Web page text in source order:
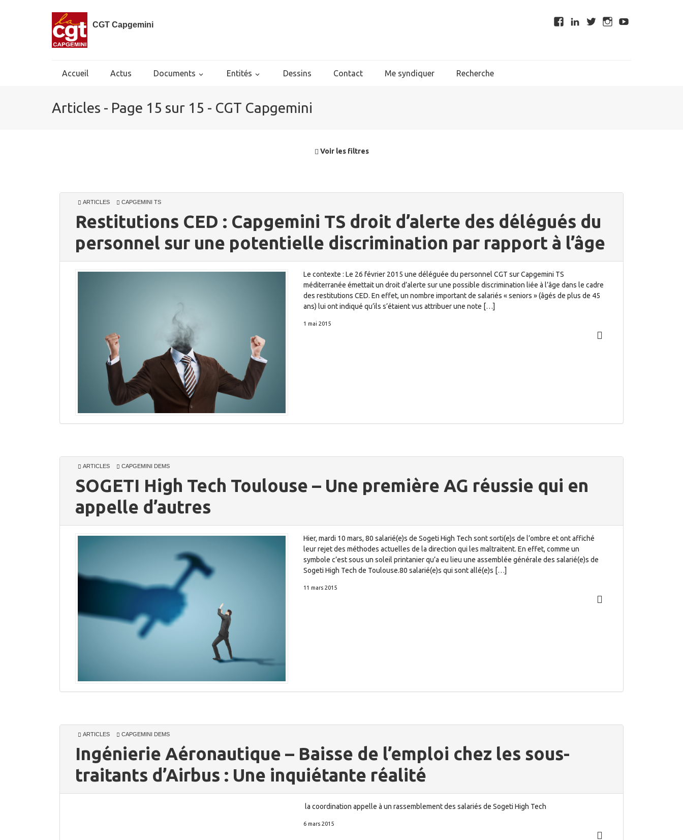
CGT Capgemini
Accueil Actus Documents Entités Dessins Contact Me syndiquer Recherche
Articles - Page 15 sur 15 - CGT Capgemini
Voir les filtres
ARTICLES CAPGEMINI TS
Restitutions CED : Capgemini TS droit d’alerte des délégués du
personnel sur une potentielle discrimination par rapport à l’âge
Le contexte : Le 26 février 2015 une déléguée du personnel CGT sur Capgemini TS
méditerranée émettait un droit d’alerte sur une possible discrimination liée à l’âge dans le cadre
des restitutions CED. En effet, un nombre important de salariés « seniors » (âgés de plus de 45
ans) lui ont indiqué qu’ils s’étaient vus attribuer une note […]
1 mai 2015
ARTICLES CAPGEMINI DEMS
SOGETI High Tech Toulouse – Une première AG réussie qui en
appelle d’autres
Hier, mardi 10 mars, 80 salarié(e)s de Sogeti High Tech sont sorti(e)s de l’ombre et ont affiché
leur rejet des méthodes actuelles de la direction qui les maltraitent. En effet, comme un
symbole c’est sous un soleil printanier qu’a eu lieu une assemblée générale des salarié(e)s de
Sogeti High Tech de Toulouse.80 salarié(e)s qui sont allé(e)s […]
11 mars 2015
ARTICLES CAPGEMINI DEMS
Ingénierie Aéronautique – Baisse de l’emploi chez les sous-
traitants d’Airbus : Une inquiétante réalité
la coordination appelle à un rassemblement des salariés de Sogeti High Tech
6 mars 2015